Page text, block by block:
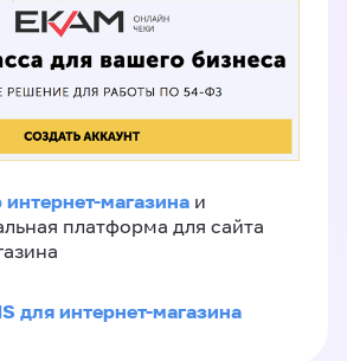
магазина и
платформа для сайта
для интернет-магазина